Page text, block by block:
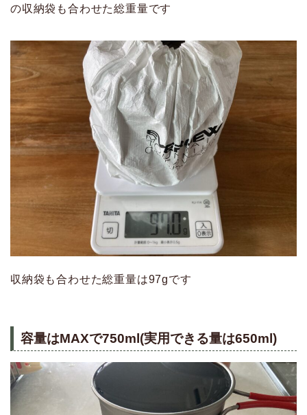
の収納袋も合わせた総重量です
収納袋も合わせた総重量は97gです
容量はMAXで750ml(実用できる量は650ml)